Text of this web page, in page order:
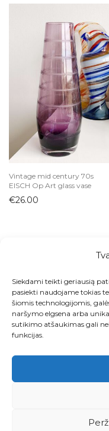
Siekdami teikti geriausią
pasiekti naudojame tokias
šiomis technologijomis,
naršymo elgsena arba
sutikimo atšaukimas gali
funkcijas.
Vintage mid century 70s
EISCH Op Art glass vase
€26.00
Visos prekės
Kontaktai
Apie
Paskyra
Krepšelis